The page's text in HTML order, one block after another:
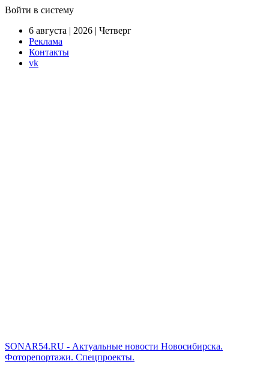
Войти в систему
6 августа | 2026 | Четверг
Реклама
Контакты
vk
SONAR54.RU - Актуальные новости Новосибирска.
Фоторепортажи. Спецпроекты.